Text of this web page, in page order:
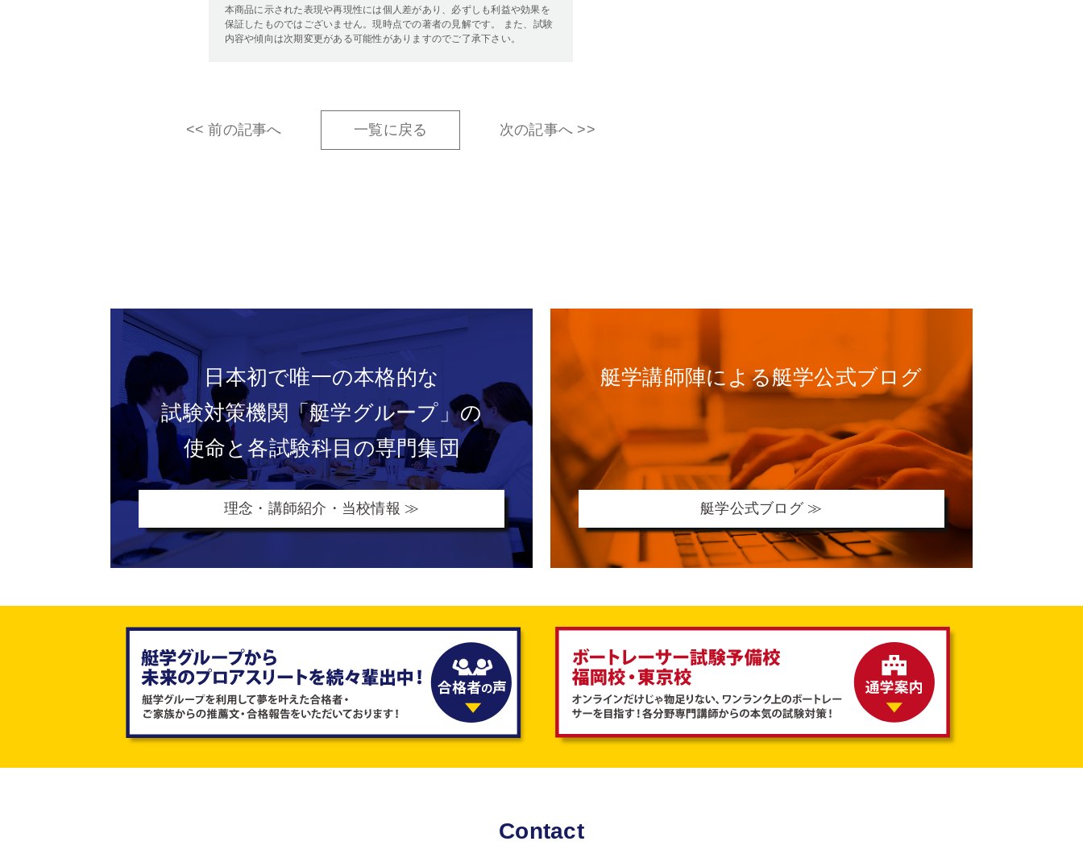
本商品に示された表現や再現性には個人差があり、必ずしも利益や効果を
保証したものではございません。現時点での著者の見解です。 また、試験
内容や傾向は次期変更がある可能性がありますのでご了承下さい。
<< 前の記事へ 一覧に戻る 次の記事へ >>
日本初で唯一の本格的な
試験対策機関 「艇学グループ」の
使命と各試験科目の専門集団
理念・講師紹介・当校情報 ≫
艇学講師陣による艇学公式ブログ
艇学公式ブログ ≫
Contact